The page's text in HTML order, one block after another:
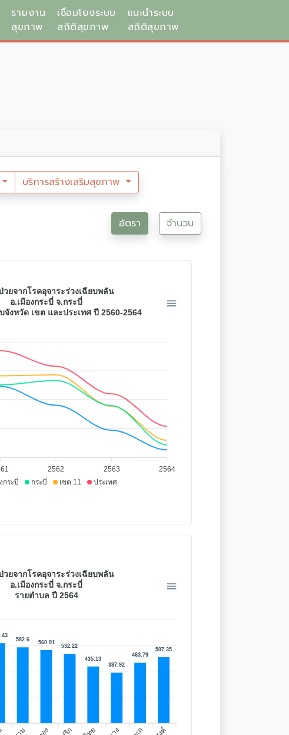
รายงาน
สุขภาพ
เชื่อมโยงระบบ
สถิติสุขภาพ
แนะนำระบบ
สถิติสุขภาพ
บริการสร้างเสริมสุขภาพ
อัตรา จำนวน